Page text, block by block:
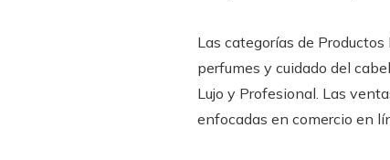
Las categorías de
perfumes y cuidado del
Lujo y Profesional. Las
enfocadas en comercio en